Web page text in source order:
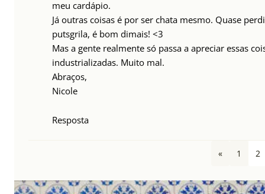
meu cardápio.
Já outras coisas é por ser chata mesmo. Quase
putsgrila, é bom dimais! <3
Mas a gente realmente só passa a apreciar essas
industrializadas. Muito mal.
Abraços,
Nicole
Resposta
« 1 2